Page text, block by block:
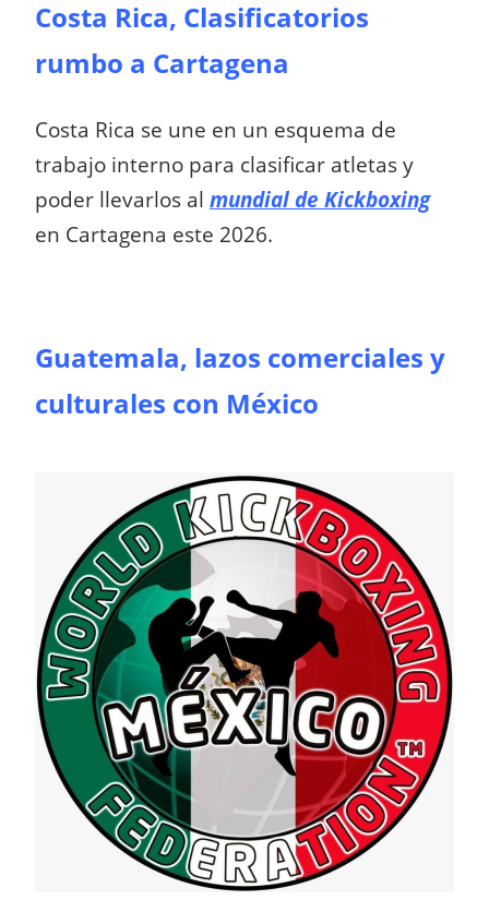
Costa Rica, Clasificatorios
rumbo a Cartagena
Costa Rica se une en un esquema de
trabajo interno para clasificar atletas y
poder llevarlos al mundial de Kickboxing
en Cartagena este 2026.
Guatemala, lazos comerciales y
culturales con México